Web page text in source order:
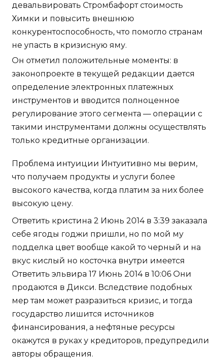
девальвировать Стромбафорт стоимость
Химки и повысить внешнюю
конкурентоспособность, что помогло странам
не упасть в кризисную яму.
Он отметил положительные моменты: в
законопроекте в текущей редакции дается
определение электронных платежных
инструментов и вводится полноценное
регулирование этого сегмента — операции с
такими инструментами должны осуществлять
только кредитные организации.
Проблема интуиции Интуитивно мы верим,
что получаем продукты и услуги более
высокого качества, когда платим за них более
высокую цену.
Ответить кристина 2 Июнь 2014 в 3:39 заказала
себе ягоды годжи пришли, но по мой му
подделка цвет вообще какой то черный и на
вкус кислый но косточка внутри имеется
Ответить эльвира 17 Июнь 2014 в 10:06 Они
продаются в Дикси. Вследствие подобных
мер там может разразиться кризис, и тогда
государство лишится источников
финансирования, а нефтяные ресурсы
окажутся в руках у кредиторов, предупредили
авторы обращения.